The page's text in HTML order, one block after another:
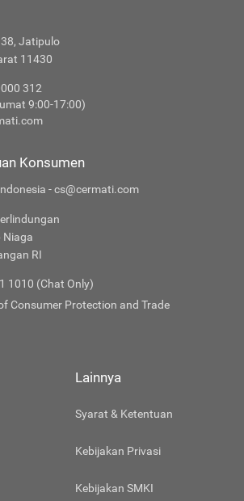
Jatipulo
11430
312
9:00-17:00)
Konsumen
- cs@cermati.com
Niaga
RI
1010 (Chat Only)
Consumer Protection and Trade
Lainnya
Syarat & Ketentuan
Kebijakan Privasi
Kebijakan SMKI